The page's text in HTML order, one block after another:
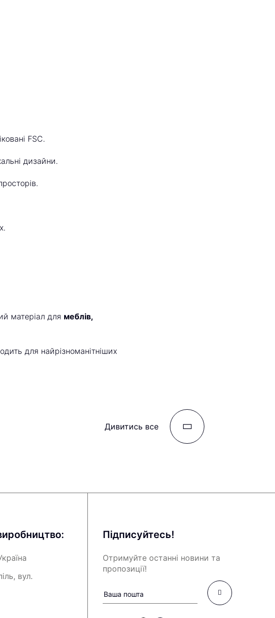
FSC.
дизайни.
матеріал для меблів,
для найрізноманітніших
Дивитись все
вул.
Підписуйтесь!
Отримуйте останні новини та
пропозиції!